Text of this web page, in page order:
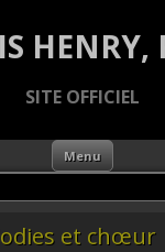
HENRY,
SITE OFFICIEL
Menu Aller
et chœur